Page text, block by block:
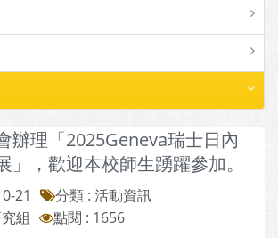
辦理「2025Geneva瑞士日內
」，歡迎本校師生踴躍參加。
21
分類 : 活動資訊
組
點閱 : 1656